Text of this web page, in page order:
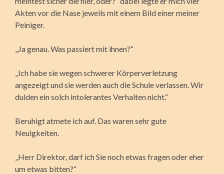
Akten vor die Nase jeweils mit einem Bild einer meiner
Peiniger.
„Ja genau. Was passiert mit ihnen?“
„Ich habe sie wegen schwerer Körperverletzung
angezeigt und sie werden auch die Schule verlassen. Wir
dulden ein solch intolerantes Verhalten nicht.“
Beruhigt atmete ich auf. Das waren sehr gute
Neuigkeiten.
„Herr Direktor, darf ich Sie noch etwas fragen oder eher
um etwas bitten?“